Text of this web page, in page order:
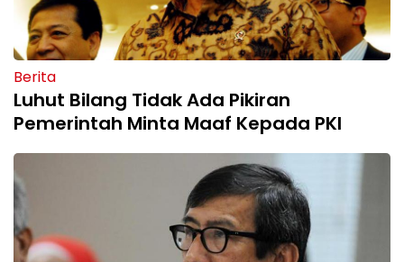
Berita
Luhut Bilang Tidak Ada Pikiran
Pemerintah Minta Maaf Kepada PKI